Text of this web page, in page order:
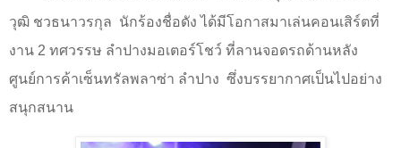
วุฒิ ชวธนาวรกุล นักร้องชื่อดัง ได้มีโอกาสมาเล่นคอนเสิร์ตที่
งาน 2 ทศวรรษ ลำปางมอเตอร์โชว์ ที่ลานจอดรถด้านหลัง
ศูนย์การค้าเซ็นทรัลพลาซ่า ลำปาง ซึ่งบรรยากาศเป็นไปอย่าง
สนุกสนาน